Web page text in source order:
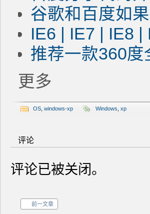
谷歌和百度如
IE6 | IE7 | IE8
推荐一款360
更多
OS windows-xp Windows xp
评论
评论已被关闭。
前一文章